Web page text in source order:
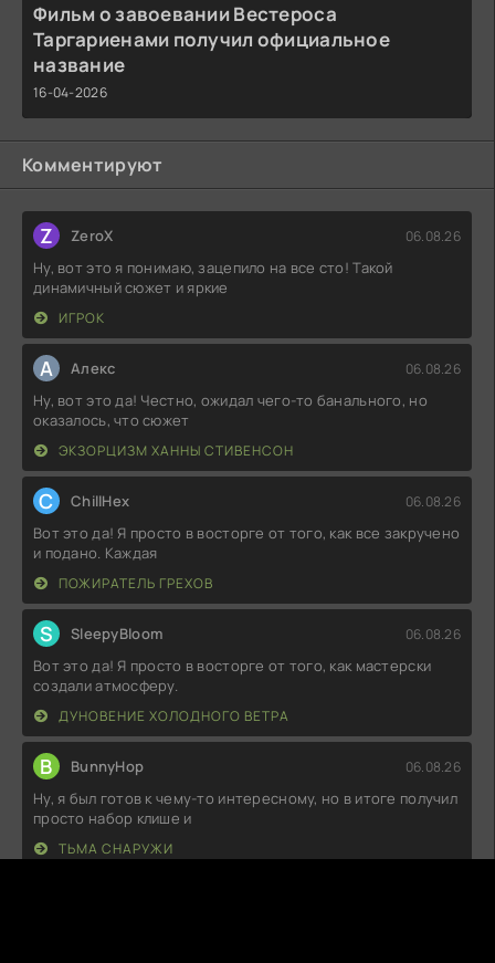
Фильм о завоевании Вестероса
Таргариенами получил официальное
название
16-04-2026
Комментируют
Z ZeroX 06.08.26
Ну, вот это я понимаю, зацепило на все сто! Такой
динамичный сюжет и яркие
ИГРОК
А Алекс 06.08.26
Ну, вот это да! Честно, ожидал чего-то банального, но
оказалось, что сюжет
ЭКЗОРЦИЗМ ХАННЫ СТИВЕНСОН
C ChillHex 06.08.26
Вот это да! Я просто в восторге от того, как все закручено
и подано. Каждая
ПОЖИРАТЕЛЬ ГРЕХОВ
S SleepyBloom 06.08.26
Вот это да! Я просто в восторге от того, как мастерски
создали атмосферу.
ДУНОВЕНИЕ ХОЛОДНОГО ВЕТРА
B BunnyHop 06.08.26
Ну, я был готов к чему-то интересному, но в итоге получил
просто набор клише и
ТЬМА СНАРУЖИ